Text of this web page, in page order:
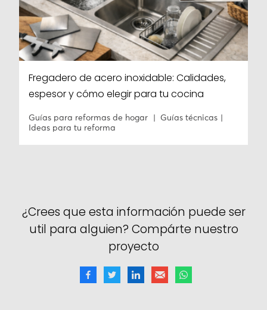
Fregadero de acero inoxidable: Calidades,
espesor y cómo elegir para tu cocina
Guías para reformas de hogar
Guías técnicas
Ideas para tu reforma
¿Crees que esta información puede ser
util para alguien? Compárte nuestro
proyecto